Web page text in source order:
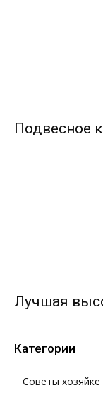
Подвесное
Лучшая
Категории
Советы хозяйке